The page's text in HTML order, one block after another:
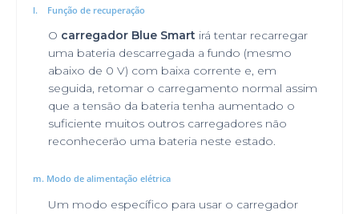
l. Função de recuperação
O carregador Blue Smart irá tentar recarregar
uma bateria descarregada a fundo (mesmo
abaixo de 0 V) com baixa corrente e, em
seguida, retomar o carregamento normal assim
que a tensão da bateria tenha aumentado o
suficiente muitos outros carregadores não
reconhecerão uma bateria neste estado.
m. Modo de alimentação elétrica
Um modo específico para usar o carregador